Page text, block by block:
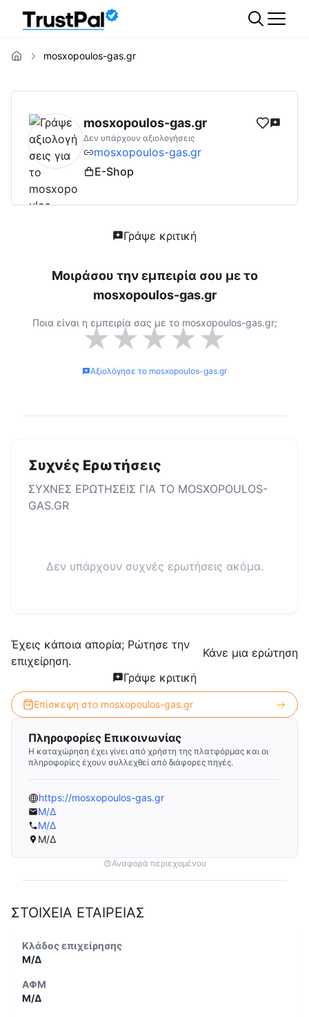
mosxopoulos-gas.gr
mosxopoulos-gas.grΑξιολογήσεις | Δες
mosxopoulos-gas.gr
Δεν υπάρχουν αξιολογήσεις
mosxopoulos-gas.gr
E-Shop
Γράψε κριτική
Μοιράσου την εμπειρία σου με το
mosxopoulos-gas.gr
Ποια είναι η εμπειρία σας με το mosxopoulos-gas.gr;
★★★★★
Αξιολόγησε το mosxopoulos-gas.gr
Συχνές Ερωτήσεις
ΣΥΧΝΕΣ ΕΡΩΤΗΣΕΙΣ ΓΙΑ ΤΟ MOSXOPOULOS-
GAS.GR
Δεν υπάρχουν συχνές ερωτήσεις ακόμα.
Έχεις κάποια απορία; Ρώτησε την
επιχείρηση.
Κάνε μια ερώτηση
Γράψε κριτική
Επίσκεψη στο mosxopoulos-gas.gr
Πληροφορίες Επικοινωνίας
Η καταχώρηση έχει γίνει από χρήστη της πλατφόρμας και οι
πληροφορίες έχουν συλλεχθεί από διάφορες πηγές.
https://mosxopoulos-gas.gr
Μ/Δ
Μ/Δ
Μ/Δ
Αναφορά περιεχομένου
ΣΤΟΙΧΕΙΑ ΕΤΑΙΡΕΙΑΣ
Κλάδος επιχείρησης
Μ/Δ
ΑΦΜ
Μ/Δ